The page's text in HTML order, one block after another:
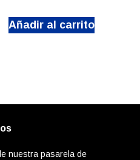
Añadir al carrito
nuestra pasarela de